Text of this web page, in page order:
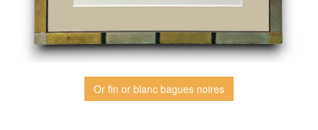
Or fin or blanc bagues noires